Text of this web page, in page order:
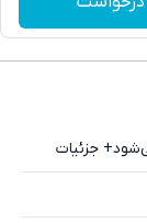
جزئیات